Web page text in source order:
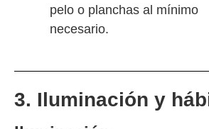
pelo o planchas al mínimo
necesario.
3. Iluminación y